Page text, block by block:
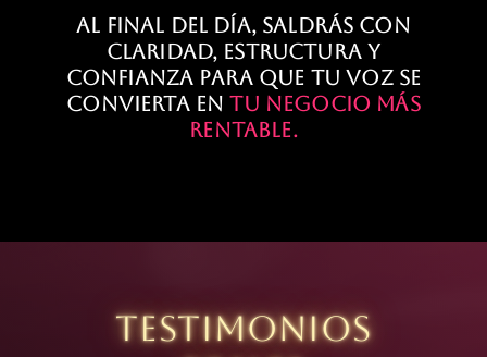
Al final del día, saldrás con
claridad, estructura y
confianza para que tu voz se
convierta entu negocio más
rentable.
TESTIMONIOS